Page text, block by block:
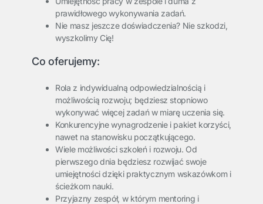
prawidłowego wykonywania zadań.
Nie masz jeszcze doświadczenia? Nie szkodzi,
wyszkolimy Cię!
Co oferujemy:
Rola z indywidualną odpowiedzialnością i
możliwością rozwoju; będziesz stopniowo
wykonywać więcej zadań w miarę uczenia się.
Konkurencyjne wynagrodzenie i pakiet korzyści,
nawet na stanowisku początkującego.
Wiele możliwości szkoleń i rozwoju. Od
pierwszego dnia będziesz rozwijać swoje
umiejętności dzięki praktycznym wskazówkom i
ścieżkom nauki.
Przyjazny zespół, w którym mentoring i